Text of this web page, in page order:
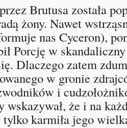
Brutusa została
żony. Nawet
nas Cyceron),
Porcję w
Dlaczego zatem
w gronie
i
wskazywał, że i na
karmiła jego